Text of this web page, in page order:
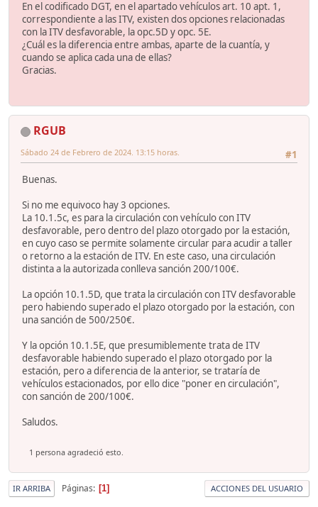
En el codificado DGT, en el apartado vehículos art. 10 apt. 1,
correspondiente a las ITV, existen dos opciones relacionadas
con la ITV desfavorable, la opc.5D y opc. 5E.
¿Cuál es la diferencia entre ambas, aparte de la cuantía, y
cuando se aplica cada una de ellas?
Gracias.
RGUB
#1
Sábado 24 de Febrero de 2024. 13:15 horas.
Buenas.
Si no me equivoco hay 3 opciones.
La 10.1.5c, es para la circulación con vehículo con ITV
desfavorable, pero dentro del plazo otorgado por la estación,
en cuyo caso se permite solamente circular para acudir a taller
o retorno a la estación de ITV. En este caso, una circulación
distinta a la autorizada conlleva sanción 200/100€.
La opción 10.1.5D, que trata la circulación con ITV desfavorable
pero habiendo superado el plazo otorgado por la estación, con
una sanción de 500/250€.
Y la opción 10.1.5E, que presumiblemente trata de ITV
desfavorable habiendo superado el plazo otorgado por la
estación, pero a diferencia de la anterior, se trataría de
vehículos estacionados, por ello dice "poner en circulación",
con sanción de 200/100€.
Saludos.
1 persona agradeció esto.
IR ARRIBA Páginas 1 ACCIONES DEL USUARIO